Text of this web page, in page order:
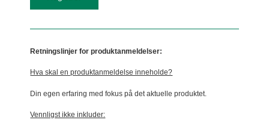
Retningslinjer for produktanmeldelser:
Hva skal en produktanmeldelse inneholde?
Din egen erfaring med fokus på det aktuelle produktet.
Vennligst ikke inkluder: